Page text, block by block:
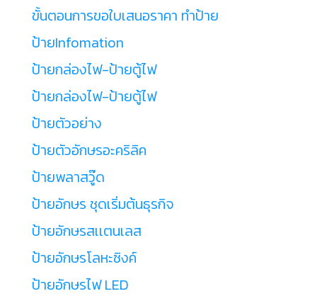
ขั้นตอนการขอใบเสนอราคา ทำป้าย
ป้ายInfomation
ป้ายกล่องไฟ-ป้ายตู้ไฟ
ป้ายกล่องไฟ-ป้ายตู้ไฟ
ป้ายตัวอย่าง
ป้ายตัวอักษรอะคริลิค
ป้ายพลาสวู๊ด
ป้ายอักษร ชุดเริ่มต้นธุรกิจ
ป้ายอักษรสเเตนเลส
ป้ายอักษรโลหะซิงค์
ป้ายอักษรไฟ LED